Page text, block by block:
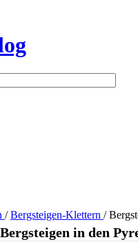
/ Bergsteigen-Klettern /
Bergsteigen in den